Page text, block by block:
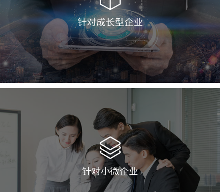
针对成长型企业
YonSuite U9 cloud U8+
针对小微企业